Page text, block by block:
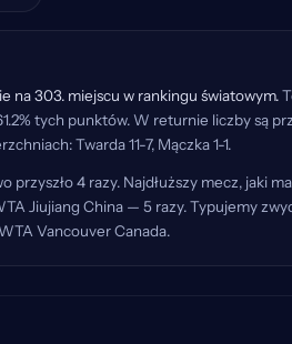
na 303. miejscu w rankingu światowym.
tych punktów. W returnie liczby są
Twarda 11-7, Mączka 1-1.
4 razy. Najdłuższy mecz, jaki
Jiujiang China — 5 razy. Typujemy
Vancouver Canada.